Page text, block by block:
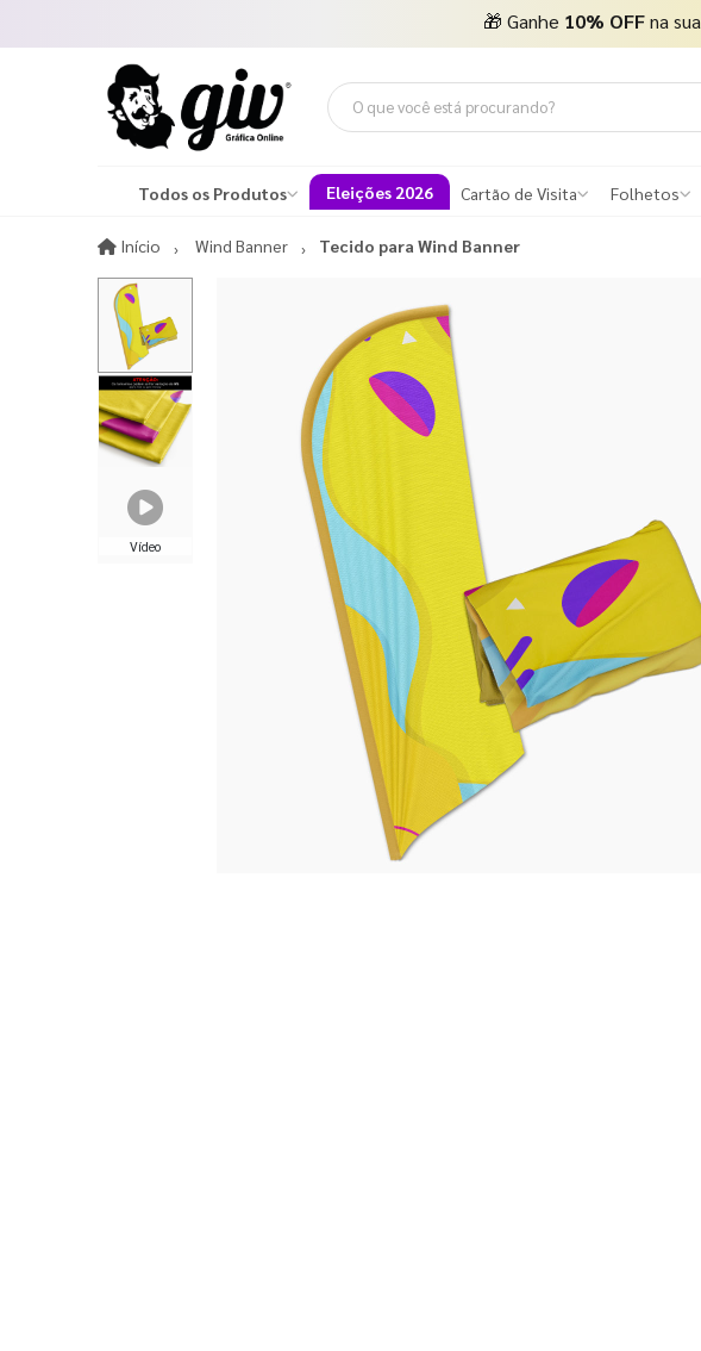
🎁 Ganhe 10% OFFna sua
Todos os Produtos Eleições 2026 Cartão de Visita Folhetos
Início InícioWind Banner Tecido para Wind Banner
Vídeo